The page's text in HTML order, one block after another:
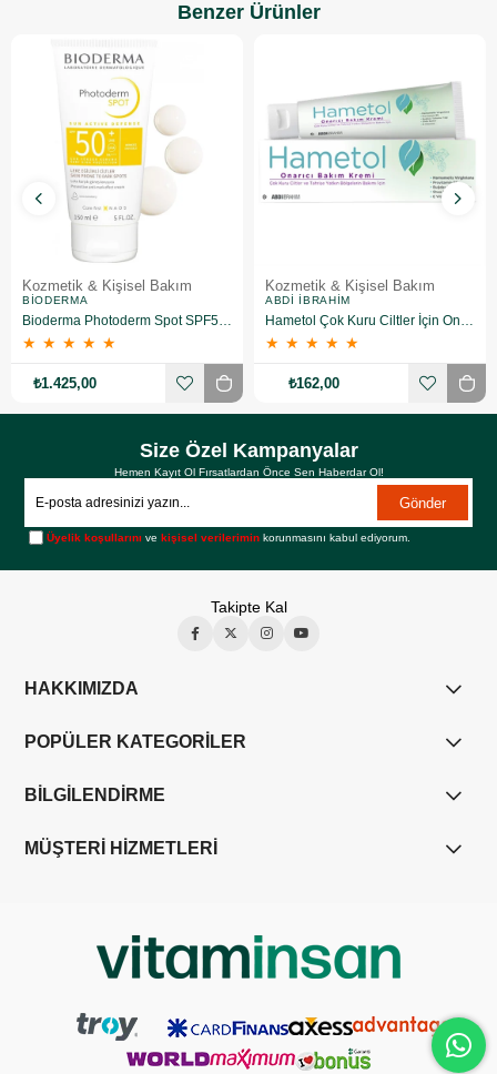
Benzer Ürünler
Kozmetik & Kişisel Bakım
BIODERMA
Bioderma Photoderm Spot SPF50+ 150 ml
★ ★ ★ ★ ★
₺1.425,00
Kozmetik & Kişisel Bakım
ABDI İBRAHIM
Hametol Çok Kuru Ciltler İçin Onarıcı Bakım Kremi 30 g
★ ★ ★ ★ ★
₺162,00
Size Özel Kampanyalar
Hemen Kayıt Ol Fırsatlardan Önce Sen Haberdar Ol!
Gönder
Üyelik koşullarını vekişisel verilerimin korunmasını kabul ediyorum.
Takipte Kal
HAKKIMIZDA
POPÜLER KATEGORİLER
BİLGİLENDİRME
MÜŞTERİ HİZMETLERİ